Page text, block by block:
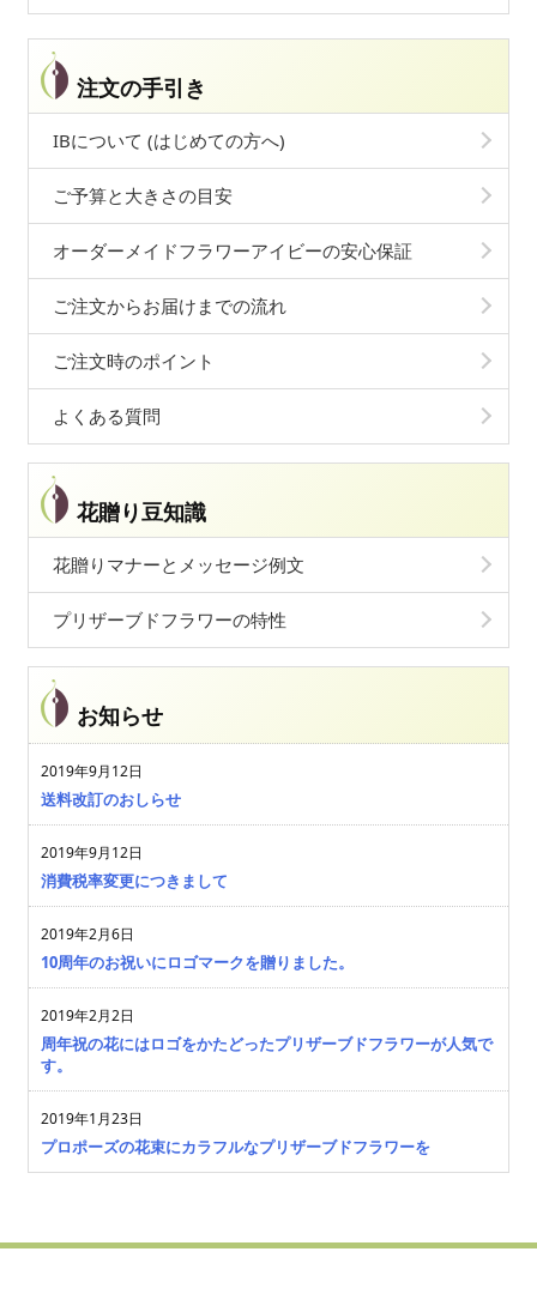
注文の手引き
IBについて (はじめての方へ)
ご予算と大きさの目安
オーダーメイドフラワーアイビーの安心保証
ご注文からお届けまでの流れ
ご注文時のポイント
よくある質問
花贈り豆知識
花贈りマナーとメッセージ例文
プリザーブドフラワーの特性
お知らせ
2019年9月12日
送料改訂のおしらせ
2019年9月12日
消費税率変更につきまして
2019年2月6日
10周年のお祝いにロゴマークを贈りました。
2019年2月2日
周年祝の花にはロゴをかたどったプリザーブドフラワーが人気で
す。
2019年1月23日
プロポーズの花束にカラフルなプリザーブドフラワーを